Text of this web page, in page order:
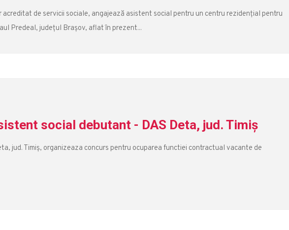
acreditat de servicii sociale, angajează asistent social pentru un centru rezidențial pentru
Predeal, județul Brașov, aflat în prezent...
social debutant - DAS Deta, jud. Timiș
jud. Timiş, organizeaza concurs pentru ocuparea functiei contractual vacante de